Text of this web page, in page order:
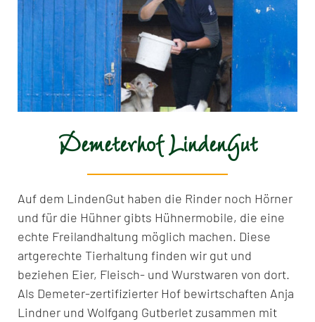
Demeterhof LindenGut
Auf dem LindenGut haben die Rinder noch Hörner
und für die Hühner gibts Hühnermobile, die eine
echte Freilandhaltung möglich machen. Diese
artgerechte Tierhaltung finden wir gut und
beziehen Eier, Fleisch- und Wurstwaren von dort.
Als Demeter-zertifizierter Hof bewirtschaften Anja
Lindner und Wolfgang Gutberlet zusammen mit